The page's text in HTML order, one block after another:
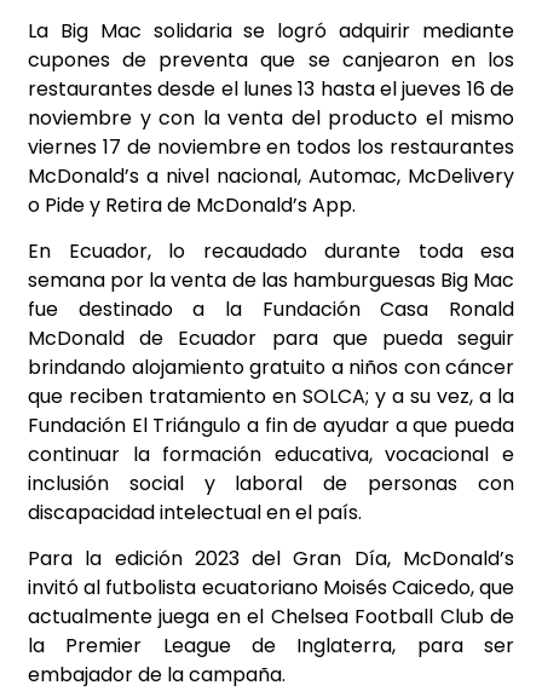
La Big Mac solidaria se logró adquirir mediante
cupones de preventa que se canjearon en los
restaurantes desde el lunes 13 hasta el jueves 16 de
noviembre y con la venta del producto el mismo
viernes 17 de noviembre en todos los restaurantes
McDonald’s a nivel nacional, Automac, McDelivery
o Pide y Retira de McDonald’s App.
En Ecuador, lo recaudado durante toda esa
semana por la venta de las hamburguesas Big Mac
fue destinado a la Fundación Casa Ronald
McDonald de Ecuador para que pueda seguir
brindando alojamiento gratuito a niños con cáncer
que reciben tratamiento en SOLCA; y a su vez, a la
Fundación El Triángulo a fin de ayudar a que pueda
continuar la formación educativa, vocacional e
inclusión social y laboral de personas con
discapacidad intelectual en el país.
Para la edición 2023 del Gran Día, McDonald’s
invitó al futbolista ecuatoriano Moisés Caicedo, que
actualmente juega en el Chelsea Football Club de
la Premier League de Inglaterra, para ser
embajador de la campaña.